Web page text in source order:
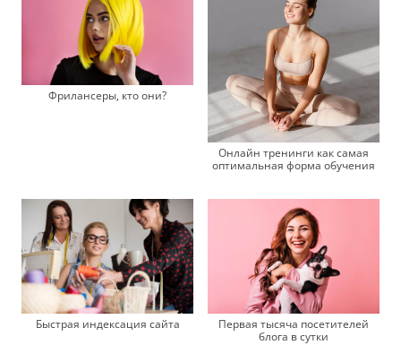
Фрилансеры, кто они?
Онлайн тренинги как самая
оптимальная форма обучения
Быстрая индексация сайта
Первая тысяча посетителей
блога в сутки